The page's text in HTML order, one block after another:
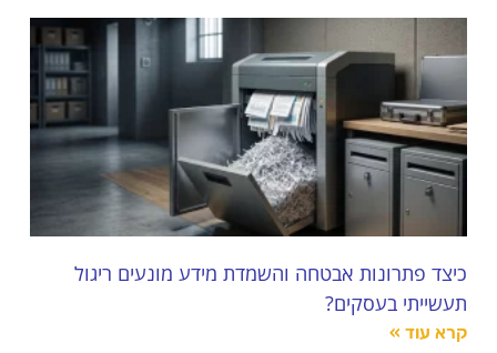
כיצד פתרונות אבטחה והשמדת מידע מונעים ריגול
תעשייתי בעסקים?
קרא עוד »